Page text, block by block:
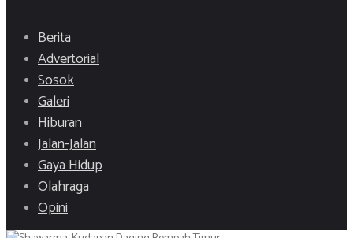
Berita
Advertorial
Sosok
Galeri
Hiburan
Jalan-Jalan
Gaya Hidup
Olahraga
Opini